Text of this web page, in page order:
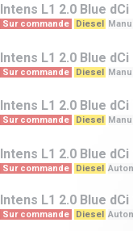
Intens L1 2.0 Blue dCi
Sur commande Diesel
Intens L1 2.0 Blue dCi
Sur commande Diesel
Intens L1 2.0 Blue dCi
Sur commande Diesel
Intens L1 2.0 Blue dCi
Sur commande Diesel
Intens L1 2.0 Blue dCi
Sur commande Diesel